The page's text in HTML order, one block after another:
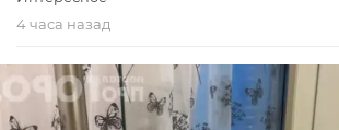
4 часа назад